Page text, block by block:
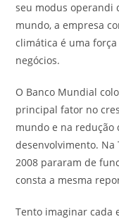
seu modus operandi
mundo, a empresa
climática é uma
negócios.
O Banco Mundial
principal fator no
mundo e na redução
desenvolvimento.
2008 pararam de
consta a mesma
Tento imaginar cada